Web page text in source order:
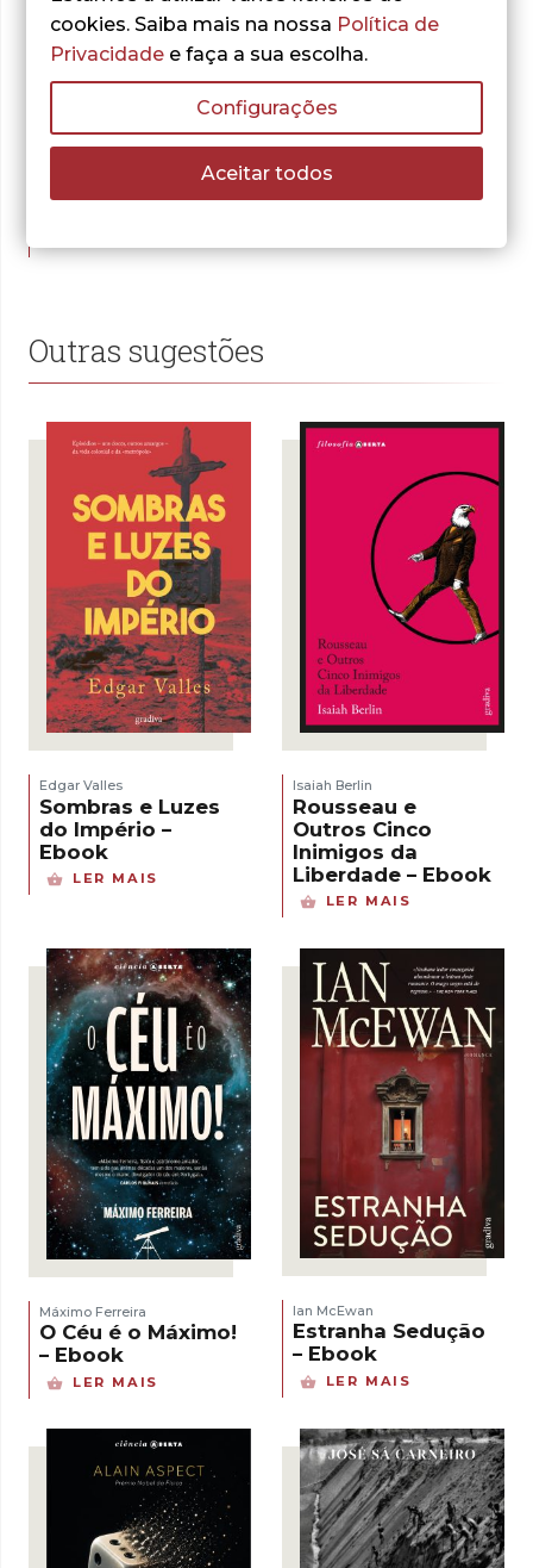
- 30%
Albertina Dias
Gestão
Estratégica e
originalatual
Outras sugestões
Edgar Valles
Sombras e Luzes
do Império –
Ebook
LER MAIS
Isaiah Berlin
Rousseau e
Outros Cinco
Inimigos da
Liberdade – Ebook
LER MAIS
Máximo Ferreira
O Céu é o Máximo!
– Ebook
LER MAIS
Ian McEwan
Estranha Sedução
– Ebook
LER MAIS
cookies. Saiba mais na nossa Política de
Privacidade e faça a sua escolha.
Configurações
Aceitar todos